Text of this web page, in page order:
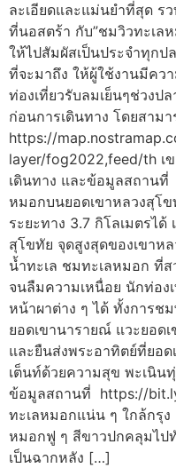
ละเอียดและแม่นยำที่สุด
ที่นอสตร้า กับ”ชมวิวทะเล
ให้ไปสัมผัสเป็นประจำทุก
ที่จะมาถึง ให้ผู้ใช้งานมีคว
ท่องเที่ยวรับลมเย็นๆช่วง
ก่อนการเดินทาง โดยสาม
https://
layer/fog2022,feed/th เ
เดินทาง และข้อมูลสถานที่
หมอกบนยอดเขาหลวงสุโ
ระยะทาง 3.7 กิโลเมตรไ
สุโขทัย จุดสูงสุดของเขาห
น้ำทะเล ชมทะเลหมอก ที่
จนลืมความเหนื่อย นักท่อง
หน้าผาต่าง ๆ ได้ ทั้งการช
ยอดเขานารายณ์ แวะยอด
และยืนส่งพระอาทิตย์ที่ยอ
เต็นท์ด้วยความสุข พะเนิน
ข้อมูลสถานที่ https://
ทะเลหมอกแน่น ๆ ใกล้กรุง
หมอกฟู ๆ สีขาวปกคลุมไป
เป็นฉากหลัง […]